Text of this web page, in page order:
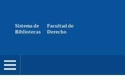
Sistema de
Bibliotecas
Facultad de
Derecho